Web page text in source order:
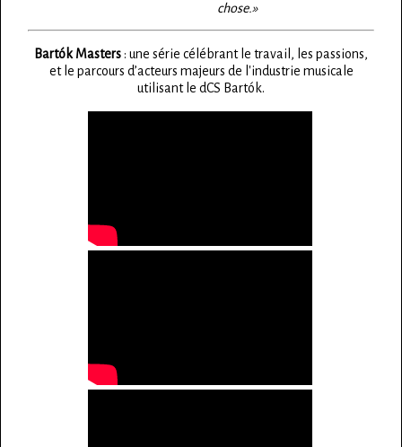
chose.»
Bartók Masters : une série célébrant le travail, les passions,
et le parcours d’acteurs majeurs de l'industrie musicale
utilisant le dCS Bartók.